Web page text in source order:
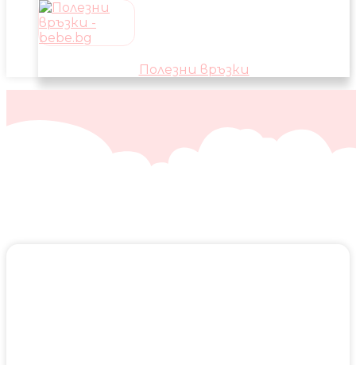
Полезни връзки